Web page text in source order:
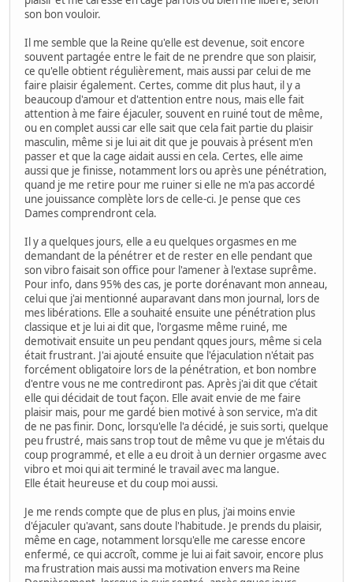
son bon vouloir.
Il me semble que la Reine qu'elle est devenue, soit encore
souvent partagée entre le fait de ne prendre que son plaisir,
ce qu'elle obtient régulièrement, mais aussi par celui de me
faire plaisir également. Certes, comme dit plus haut, il y a
beaucoup d'amour et d'attention entre nous, mais elle fait
attention à me faire éjaculer, souvent en ruiné tout de même,
ou en complet aussi car elle sait que cela fait partie du plaisir
masculin, même si je lui ait dit que je pouvais à présent m'en
passer et que la cage aidait aussi en cela. Certes, elle aime
aussi que je finisse, notamment lors ou après une pénétration,
quand je me retire pour me ruiner si elle ne m'a pas accordé
une jouissance complète lors de celle-ci. Je pense que ces
Dames comprendront cela.
Il y a quelques jours, elle a eu quelques orgasmes en me
demandant de la pénétrer et de rester en elle pendant que
son vibro faisait son office pour l'amener à l'extase suprême.
Pour info, dans 95% des cas, je porte dorénavant mon anneau,
celui que j'ai mentionné auparavant dans mon journal, lors de
mes libérations. Elle a souhaité ensuite une pénétration plus
classique et je lui ai dit que, l'orgasme même ruiné, me
demotivait ensuite un peu pendant qques jours, même si cela
était frustrant. J'ai ajouté ensuite que l'éjaculation n'était pas
forcément obligatoire lors de la pénétration, et bon nombre
d'entre vous ne me contrediront pas. Après j'ai dit que c'était
elle qui décidait de tout façon. Elle avait envie de me faire
plaisir mais, pour me gardé bien motivé à son service, m'a dit
de ne pas finir. Donc, lorsqu'elle l'a décidé, je suis sorti, quelque
peu frustré, mais sans trop tout de même vu que je m'étais du
coup programmé, et elle a eu droit à un dernier orgasme avec
vibro et moi qui ait terminé le travail avec ma langue.
Elle était heureuse et du coup moi aussi.
Je me rends compte que de plus en plus, j'ai moins envie
d'éjaculer qu'avant, sans doute l'habitude. Je prends du plaisir,
même en cage, notamment lorsqu'elle me caresse encore
enfermé, ce qui accroît, comme je lui ai fait savoir, encore plus
ma frustration mais aussi ma motivation envers ma Reine